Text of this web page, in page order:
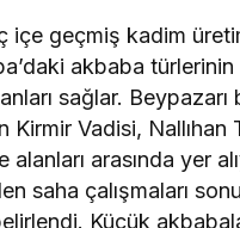
içe geçmiş kadim
akbaba
sağlar. Beypazarı
Kirmir Vadisi,
alanları arasında yer
saha çalışmaları
belirlendi. Küçük